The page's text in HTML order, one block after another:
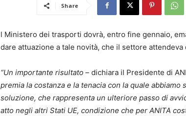
Share
l Ministero dei trasporti dovrà, entro fine gennaio,
dare attuazione a tale novità, che il settore attendeva
“Un importante risultato – dichiara il Presidente di
premia la costanza e la tenacia con la quale
soluzione, che rappresenta un ulteriore passo di
atto negli altri Stati UE, condizione che per ANITA